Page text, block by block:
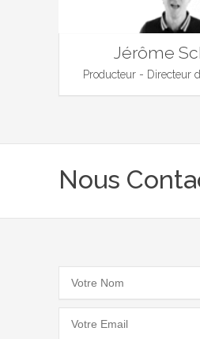
Jérôme
Producteur - Directeur
Nous